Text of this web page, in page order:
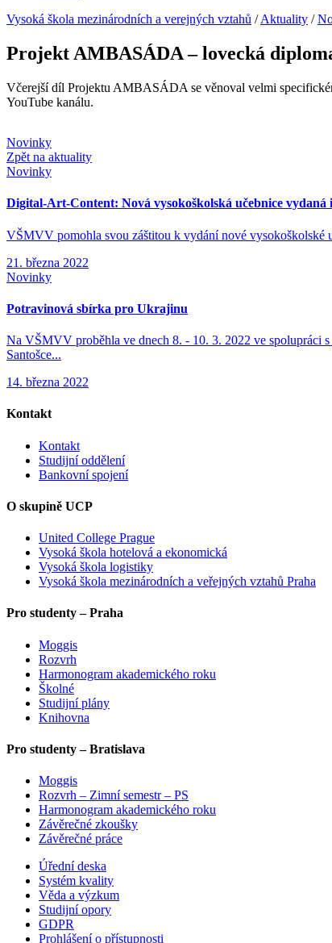
Vysoká škola mezinárodních a verejných vztahů /Aktuality /
Projekt AMBASÁDA – lovecká
Včerejší díl Projektu AMBASÁDA se věnoval velmi
YouTube kanálu.
Novinky
Zpět na aktuality
Novinky
Digital-Art-Content: Nová vysokoškolská učebnice
VŠMVV pomohla svou záštitou k vydání nové vysokoškolské
21. března 2022
Novinky
Potravinová sbírka pro Ukrajinu
Na VŠMVV proběhla ve dnech 8. - 10. 3. 2022 ve spolupráci
Santošce...
14. března 2022
Kontakt
Kontakt
Studijní oddělení
Bankovní spojení
O skupině UCP
United College Prague
Vysoká škola hotelová a ekonomická
Vysoká škola logistiky
Vysoká škola mezinárodních a veřejných vztahů Praha
Pro studenty – Praha
Moggis
Rozvrh
Harmonogram akademického roku
Školné
Studijní plány
Knihovna
Pro studenty – Bratislava
Moggis
Rozvrh – Zimní semestr – PS
Harmonogram akademického roku
Závěrečné zkoušky
Závěrečné práce
Úřední deska
Systém kvality
Věda a výzkum
Studijní opory
GDPR
Prohlášení o přístupnosti